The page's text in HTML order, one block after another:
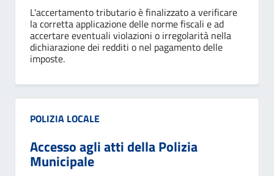
L'accertamento tributario è finalizzato a verificare
la corretta applicazione delle norme fiscali e ad
accertare eventuali violazioni o irregolarità nella
dichiarazione dei redditi o nel pagamento delle
imposte.
Categoria:
POLIZIA LOCALE
Accesso agli atti della Polizia
Municipale